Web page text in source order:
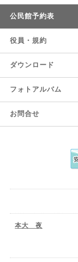
公民館予約表
役員・規約
ダウンロード
フォトアルバム
お問合せ
本大 夜